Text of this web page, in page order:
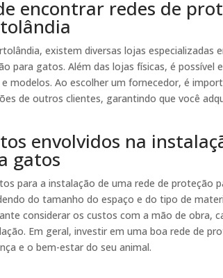
encontrar redes de
existem diversas lojas especializadas
para gatos. Além das lojas físicas, é possível
modelos. Ao escolher um fornecedor, é
de outros clientes, garantindo que você
envolvidos na
gatos
para a instalação de uma rede de proteção
do tamanho do espaço e do tipo de
considerar os custos com a mão de obra,
Em geral, investir em uma boa rede de
e o bem-estar do seu animal.